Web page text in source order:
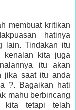
membuat kritikan
hatinya
lain. Tindakan itu
kenalan kita juga
itu akan
jika saat itu anda
?. Bagaikan hati
mahu berbincang
kita tetapi telah